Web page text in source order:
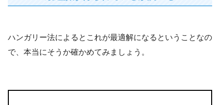
ハンガリー法によるとこれが最適解になるということなの
で、本当にそうか確かめてみましょう。